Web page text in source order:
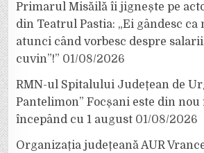
Primarul Misăilă îi jignește pe
din Teatrul Pastia: „Ei gândesc
atunci când vorbesc despre
cuvin”!” 01/08/2026
RMN-ul Spitalului Județean de
Pantelimon” Focșani este din
începând cu 1 august 01/08/2026
Organizația județeană AUR